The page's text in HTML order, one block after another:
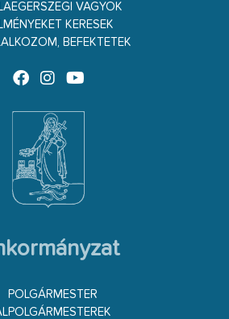
VAGYOK
KERESEK
BEFEKTETEK
POLGÁRMESTER